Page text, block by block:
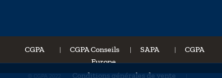
CGPA | CGPA Conseils | SAPA |
CGPA
Europe
© CGPA 2022 Conditions générales de vente